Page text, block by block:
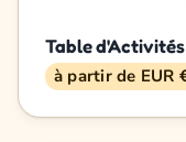
Table
à partir de EUR